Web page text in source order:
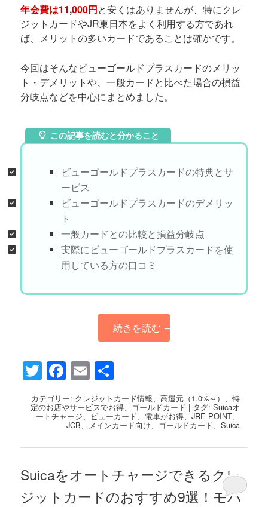
年会費は11,000円と安くはありませんが、特にクレ
ジットカードやJR東日本をよく利用する方であれ
ば、メリットの多いカードであることは確かです。
今回はそんなビューゴールドプラスカードのメリッ
ト・デメリットや、一般カードと比べた場合の損益
分岐点などを中心にまとめました。
この記事を読むと分かること
ビューゴールドプラスカードの特典とサ
ービス
ビューゴールドプラスカードのデメリッ
ト
一般カードとの比較と損益分岐点
実際にビューゴールドプラスカードを使
用している方の口コミ
続きを読む →
Twitter
Facebook
Email
有
カテゴリー: クレジットカード情報 、高還元（1.0%～） 、特
定のお店やサービスでお得 ゴールドカード | タグ: Suicaオ
ートチャージ ビューカード 電車がお得 、JRE POINT
JCB メインカード向け ゴールドカード 、Suica
Suicaをオートチャージできるクレ
ジットカードのおすすめ9選！モバ